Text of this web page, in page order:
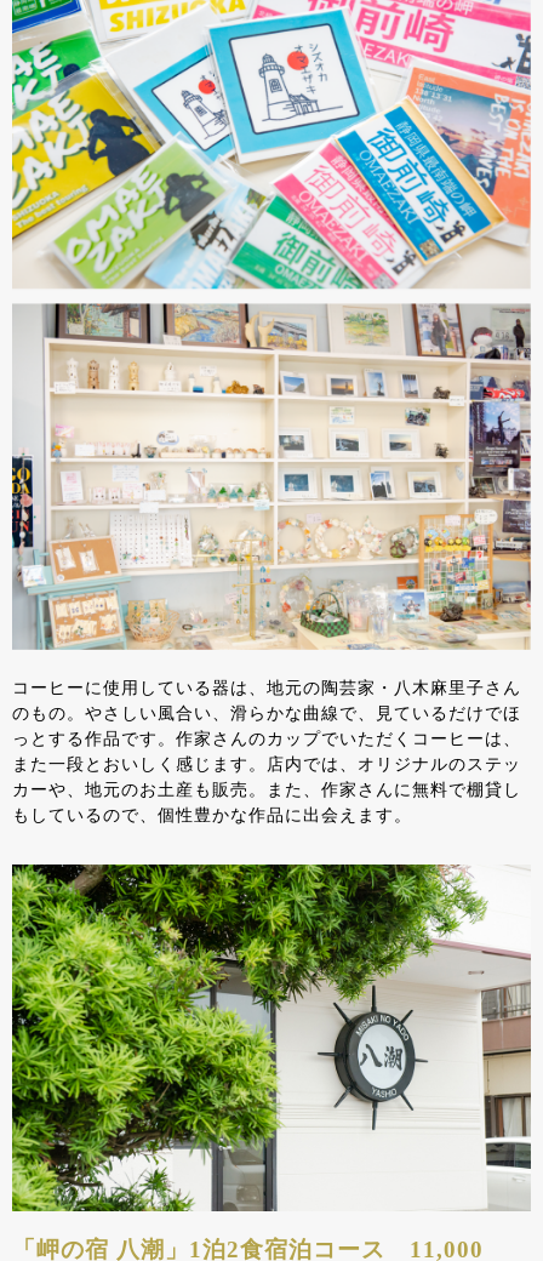
コーヒーに使用している器は、地元の陶芸家・八木麻里子さん
のもの。やさしい風合い、滑らかな曲線で、見ているだけでほ
っとする作品です。作家さんのカップでいただくコーヒーは、
また一段とおいしく感じます。店内では、オリジナルのステッ
カーや、地元のお土産も販売。また、作家さんに無料で棚貸し
もしているので、個性豊かな作品に出会えます。
「岬の宿 八潮」1泊2食宿泊コース 11,000